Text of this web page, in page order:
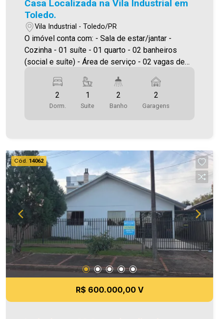
Casa Localizada na Vila Industrial em
Toledo.
Vila Industrial - Toledo/PR
O imóvel conta com: - Sala de estar/jantar -
Cozinha - 01 suíte - 01 quarto - 02 banheiros
(social e suíte) - Área de serviço - 02 vagas de
60,00m² Área de terreno 102,40m² A Imobiliária
Ativa possui hoje uma das maiores carteiras de
imóveis administrados da cidade, atuando com
informações aqui prestadas são verdadeiras,
todavia, reservamo-nos o direito de corrigir
qualquer erro de digitação e/ou ortografia, bem
como alteração dos preços e imagens. Fotos
meramente ilustrativas.
2
Dorm.
1
Suite
2
Banho
2
Garagens
Cód. 14062
R$ 600.000,00 V